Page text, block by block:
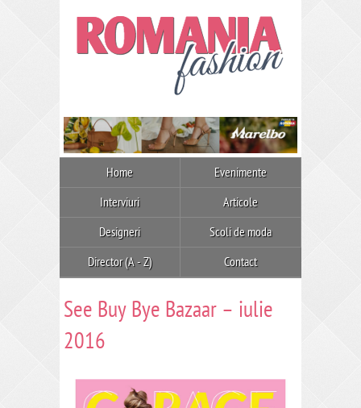
Home Evenimente
Interviuri Articole
Designeri Scoli de moda
Director (A - Z) Contact
See Buy Bye Bazaar – iulie
2016